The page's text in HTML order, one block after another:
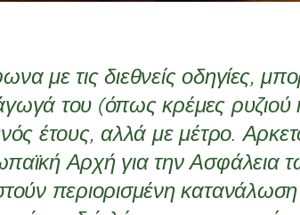
με τις διεθνείς οδηγίες,
του (όπως κρέμες
έτους, αλλά με μέτρο.
Αρχή για την Ασφάλεια
περιορισμένη